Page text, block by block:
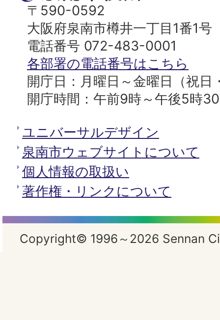
南
市
役
所
〒590-0592
大阪府泉南市樽井一丁目1番1号
電話番号 072-483-0001
各部署の電話番号はこちら
開庁日：月曜日～金曜日（祝日
開庁時間：午前9時～午後5時
ユニバーサルデザイン
泉南市ウェブサイトについて
個人情報の取扱い
著作権・リンクについて
Copyright© 1996～2026 Sennan